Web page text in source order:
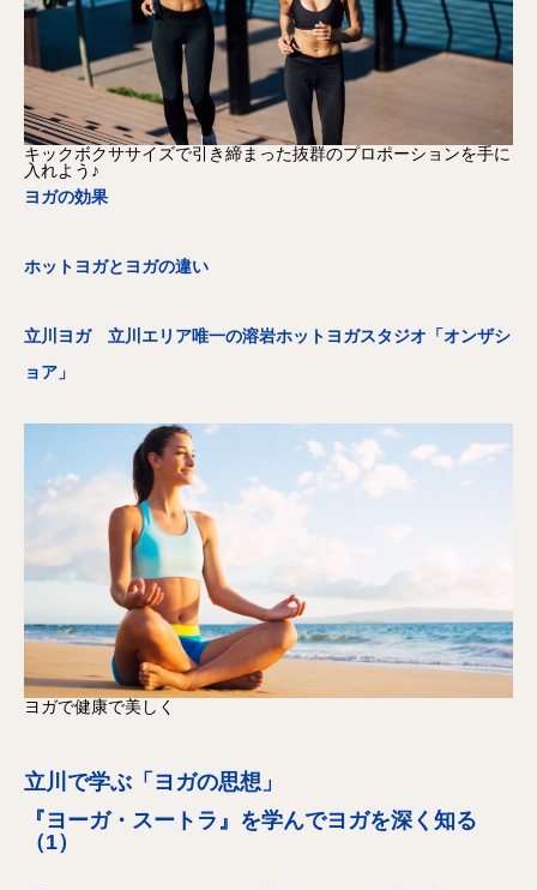
キックボクササイズで引き締まった抜群のプロポーションを手に
入れよう♪
ヨガの効果
ホットヨガとヨガの違い
立川ヨガ 立川エリア唯一の溶岩ホットヨガスタジオ「オンザシ
ョア」
ヨガで健康で美しく
立川で学ぶ「ヨガの思想」
『ヨーガ・スートラ』を学んでヨガを深く知る
（1）